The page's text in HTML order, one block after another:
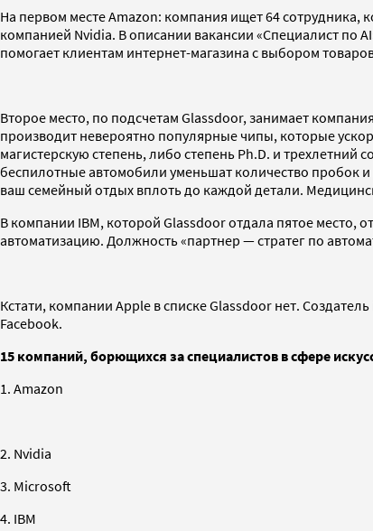
На первом месте Amazon: компания ищет 64 сотрудника,
компанией Nvidia. В описании вакансии «Специалист по
помогает клиентам интернет-магазина с выбором
Второе место, по подсчетам Glassdoor, занимает
производит невероятно популярные чипы, которые
магистерскую степень, либо степень Ph.D. и
беспилотные автомобили уменьшат количество пробок
ваш семейный отдых вплоть до каждой детали.
В компании IBM, которой Glassdoor отдала пятое место,
автоматизацию. Должность «партнер — стратег по
Кстати, компании Apple в списке Glassdoor нет.
Facebook.
15 компаний, борющихся за специалистов в сфере
1. Amazon
2. Nvidia
3. Microsoft
4. IBM